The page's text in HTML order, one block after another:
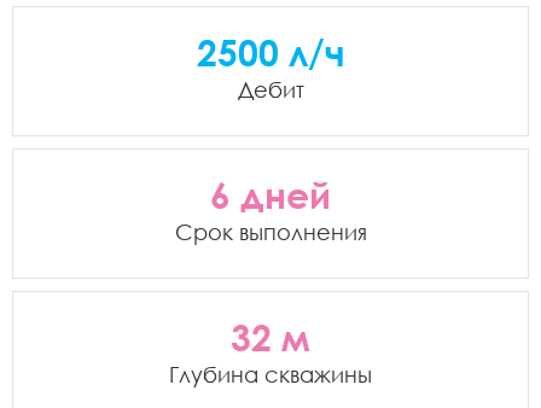
2500 л/ч
Дебит
6 дней
Срок выполнения
32 м
Глубина скважины